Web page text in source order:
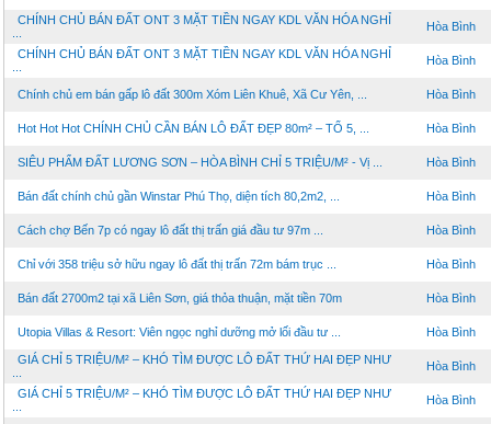
CHÍNH CHỦ BÁN ĐẤT ONT 3 MẶT TIỀN NGAY KDL VĂN HÓA NGHỈ
Hòa Bình
CHÍNH CHỦ BÁN ĐẤT ONT 3 MẶT TIỀN NGAY KDL VĂN HÓA NGHỈ
Hòa Bình
Chính chủ em bán gấp lô đất 300m Xóm Liên Khuê, Xã Cư Yên, ... Hòa Bình
Hot Hot Hot CHÍNH CHỦ CẦN BÁN LÔ ĐẤT ĐẸP 80m² – TỔ 5, ... Hòa Bình
SIÊU PHẨM ĐẤT LƯƠNG SƠN – HÒA BÌNH CHỈ 5 TRIỆU/M² - Vị ... Hòa Bình
Bán đất chính chủ gần Winstar Phú Thọ, diện tích 80,2m2, ... Hòa Bình
Cách chợ Bến 7p có ngay lô đất thị trấn giá đầu tư 97m ... Hòa Bình
Chỉ với 358 triệu sở hữu ngay lô đất thị trấn 72m bám trục ... Hòa Bình
Bán đất 2700m2 tại xã Liên Sơn, giá thỏa thuận, mặt tiền 70m Hòa Bình
Utopia Villas & Resort: Viên ngọc nghỉ dưỡng mở lối đầu tư ... Hòa Bình
GIÁ CHỈ 5 TRIỆU/M² – KHÓ TÌM ĐƯỢC LÔ ĐẤT THỨ HAI ĐẸP NHƯ
Hòa Bình
GIÁ CHỈ 5 TRIỆU/M² – KHÓ TÌM ĐƯỢC LÔ ĐẤT THỨ HAI ĐẸP NHƯ
Hòa Bình